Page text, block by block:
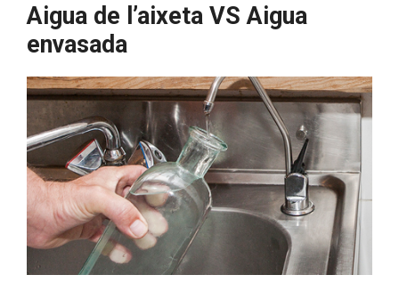
Aigua de l’aixeta VS Aigua
envasada